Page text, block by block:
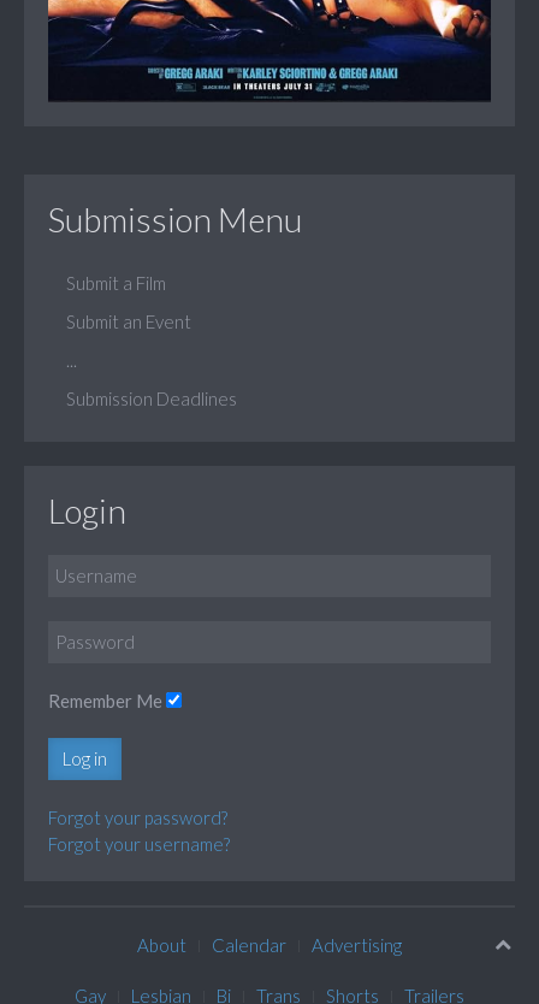
Submission Menu
Submit a Film
Submit an Event
Submission Deadlines
Login
Remember Me
Log in
Forgot your password?
Forgot your username?
About Calendar Advertising
Gay Lesbian Bi Trans Shorts Trailers